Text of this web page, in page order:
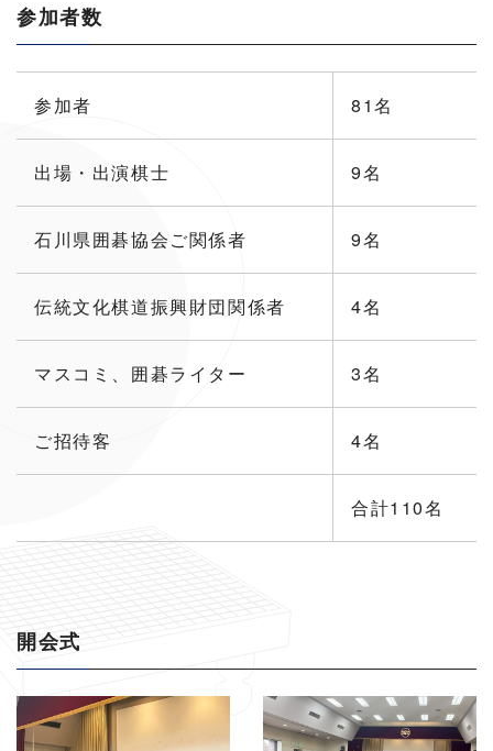
参加者数
参加者 81名
出場・出演棋士 9名
石川県囲碁協会ご関係者 9名
伝統文化棋道振興財団関係者 4名
マスコミ、囲碁ライター 3名
ご招待客 4名
合計110名
開会式